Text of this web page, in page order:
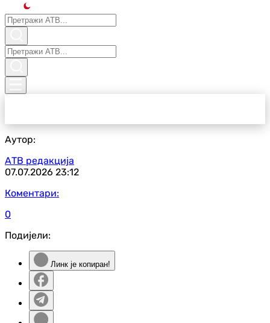
Аутор:
АТВ редакција
07.07.2026 23:12
Коментари:
0
Подијели:
Линк је копиран!